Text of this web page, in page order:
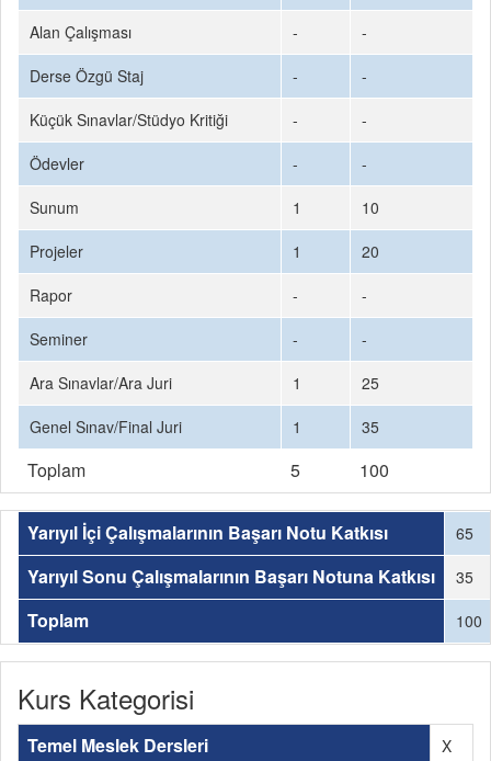
Alan Çalışması
-
-
Derse Özgü Staj
-
-
Küçük Sınavlar/Stüdyo Kritiği
-
-
Ödevler
-
-
Sunum
1
10
Projeler
1
20
Rapor
-
-
Seminer
-
-
Ara Sınavlar/Ara Juri
1
25
Genel Sınav/Final Juri
1 35
Toplam 5 100
Yarıyıl İçi Çalışmalarının Başarı Notu Katkısı 65
Yarıyıl Sonu Çalışmalarının Başarı Notuna Katkısı 35
Toplam 100
Kurs Kategorisi
Temel Meslek Dersleri X